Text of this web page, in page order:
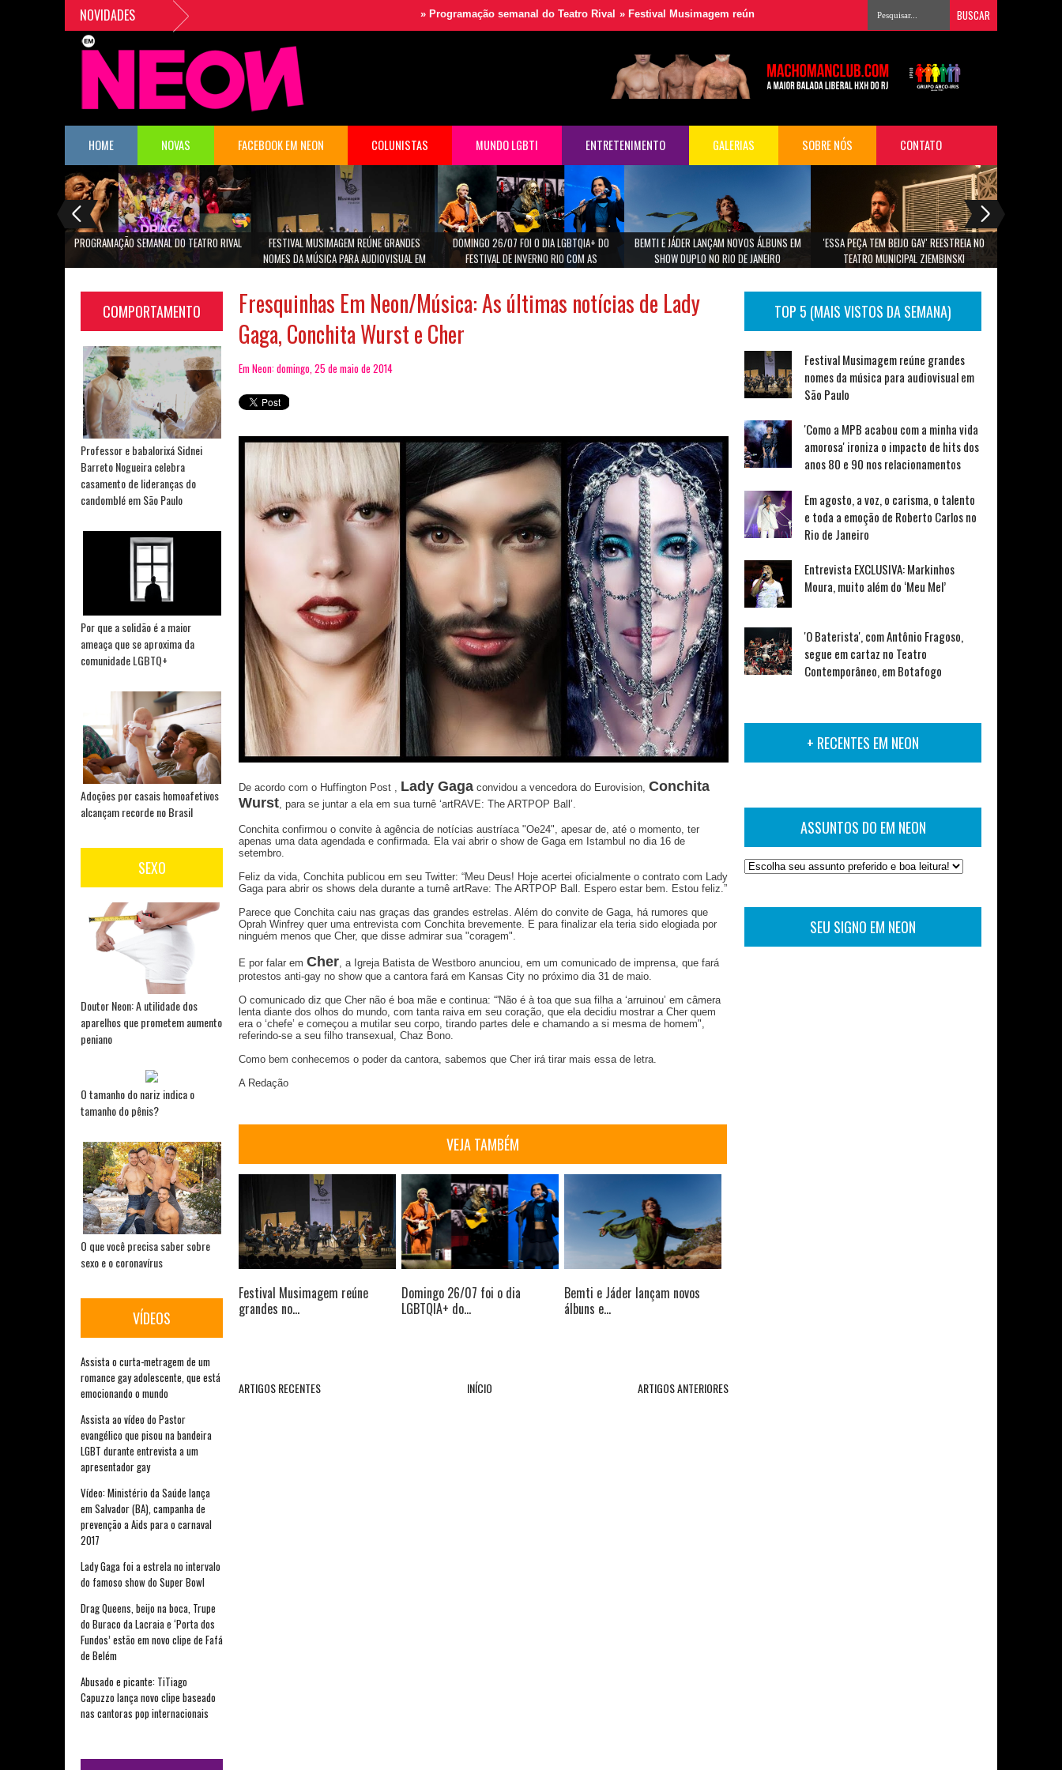
NOVIDADES Programação semanal do Teatro Rival »Festival Musimagem reúne grandes nomes da música para audiovisual em São Paulo
HOME NOVAS FACEBOOK EM NEON COLUNISTAS MUNDO LGBTI ENTRETENIMENTO GALERIAS SOBRE NÓS CONTATO
PROGRAMAÇÃO SEMANAL DO TEATRO RIVAL
FESTIVAL MUSIMAGEM REÚNE GRANDES
NOMES DA MÚSICA PARA AUDIOVISUAL EM
DOMINGO 26/07 FOI O DIA LGBTQIA+ DO
FESTIVAL DE INVERNO RIO COM AS
CAROLINA.
BEMTI E JÁDER LANÇAM NOVOS ÁLBUNS EM
SHOW DUPLO NO RIO DE JANEIRO
'ESSA PEÇA TEM BEIJO GAY' REESTREIA NO
TEATRO MUNICIPAL ZIEMBINSKI
COMPORTAMENTO
Professor e babalorixá Sidnei
Barreto Nogueira celebra
casamento de lideranças do
candomblé em São Paulo
Por que a solidão é a maior
ameaça que se aproxima da
comunidade LGBTQ+
Adoções por casais homoafetivos
alcançam recorde no Brasil
SEXO
Doutor Neon: A utilidade dos
aparelhos que prometem aumento
peniano
O tamanho do nariz indica o
tamanho do pênis?
O que você precisa saber sobre
sexo e o coronavírus
VÍDEOS
Assista o curta-metragem de um
romance gay adolescente, que está
emocionando o mundo
Assista ao vídeo do Pastor
evangélico que pisou na bandeira
LGBT durante entrevista a um
apresentador gay
Vídeo: Ministério da Saúde lança
em Salvador (BA), campanha de
prevenção a Aids para o carnaval
2017
Lady Gaga foi a estrela no intervalo
do famoso show do Super Bowl
Drag Queens, beijo na boca, Trupe
do Buraco da Lacraia e ‘Porta dos
Fundos’ estão em novo clipe de Fafá
de Belém
Abusado e picante: TiTiago
Capuzzo lança novo clipe baseado
nas cantoras pop internacionais
Fresquinhas Em Neon/Música: As últimas notícias de Lady
Gaga, Conchita Wurst e Cher
Em Neon: domingo, 25 de maio de 2014
De acordo com o Huffington Post , Lady Gaga convidou a vencedora do Eurovision, Conchita
Wurst , para se juntar a ela em sua turnê ‘artRAVE: The ARTPOP Ball’.
Conchita confirmou o convite à agência de notícias austríaca "Oe24", apesar de, até o momento, ter
apenas uma data agendada e confirmada. Ela vai abrir o show de Gaga em Istambul no dia 16 de
setembro.
Feliz da vida, Conchita publicou em seu Twitter: “Meu Deus! Hoje acertei oficialmente o contrato com Lady
Gaga para abrir os shows dela durante a turnê artRave: The ARTPOP Ball. Espero estar bem. Estou feliz.”
Parece que Conchita caiu nas graças das grandes estrelas. Além do convite de Gaga, há rumores que
Oprah Winfrey quer uma entrevista com Conchita brevemente. E para finalizar ela teria sido elogiada por
ninguém menos que Cher, que disse admirar sua "coragem".
E por falar em Cher , a Igreja Batista de Westboro anunciou, em um comunicado de imprensa, que fará
protestos anti-gay no show que a cantora fará em Kansas City no próximo dia 31 de maio.
O comunicado diz que Cher não é boa mãe e continua: “'Não é à toa que sua filha a ‘arruinou’ em câmera
lenta diante dos olhos do mundo, com tanta raiva em seu coração, que ela decidiu mostrar a Cher quem
era o ‘chefe’ e começou a mutilar seu corpo, tirando partes dele e chamando a si mesma de homem",
referindo-se a seu filho transexual, Chaz Bono.
Como bem conhecemos o poder da cantora, sabemos que Cher irá tirar mais essa de letra.
A Redação
VEJA TAMBÉM
Festival Musimagem reúne
grandes no...
Domingo 26/07 foi o dia
LGBTQIA+ do...
Bemti e Jáder lançam novos
álbuns e...
ARTIGOS RECENTES ARTIGOS ANTERIORES
INÍCIO
TOP 5 (MAIS VISTOS DA SEMANA)
Festival Musimagem reúne grandes
nomes da música para audiovisual em
São Paulo
'Como a MPB acabou com a minha vida
amorosa' ironiza o impacto de hits dos
anos 80 e 90 nos relacionamentos
Em agosto, a voz, o carisma, o talento
e toda a emoção de Roberto Carlos no
Rio de Janeiro
Entrevista EXCLUSIVA: Markinhos
Moura, muito além do ‘Meu Mel’
'O Baterista', com Antônio Fragoso,
segue em cartaz no Teatro
Contemporâneo, em Botafogo
+ RECENTES EM NEON
ASSUNTOS DO EM NEON
SEU SIGNO EM NEON